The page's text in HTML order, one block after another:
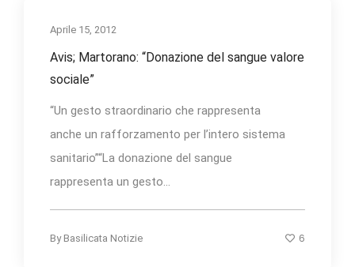
Aprile 15, 2012
Avis; Martorano: “Donazione del sangue valore
sociale”
“Un gesto straordinario che rappresenta
anche un rafforzamento per l’intero sistema
sanitario”“La donazione del sangue
rappresenta un gesto...
By Basilicata Notizie 6